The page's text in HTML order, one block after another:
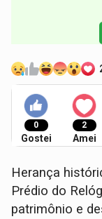
0
Gostei
2
Amei
Herança
Prédio do
patrimônio e